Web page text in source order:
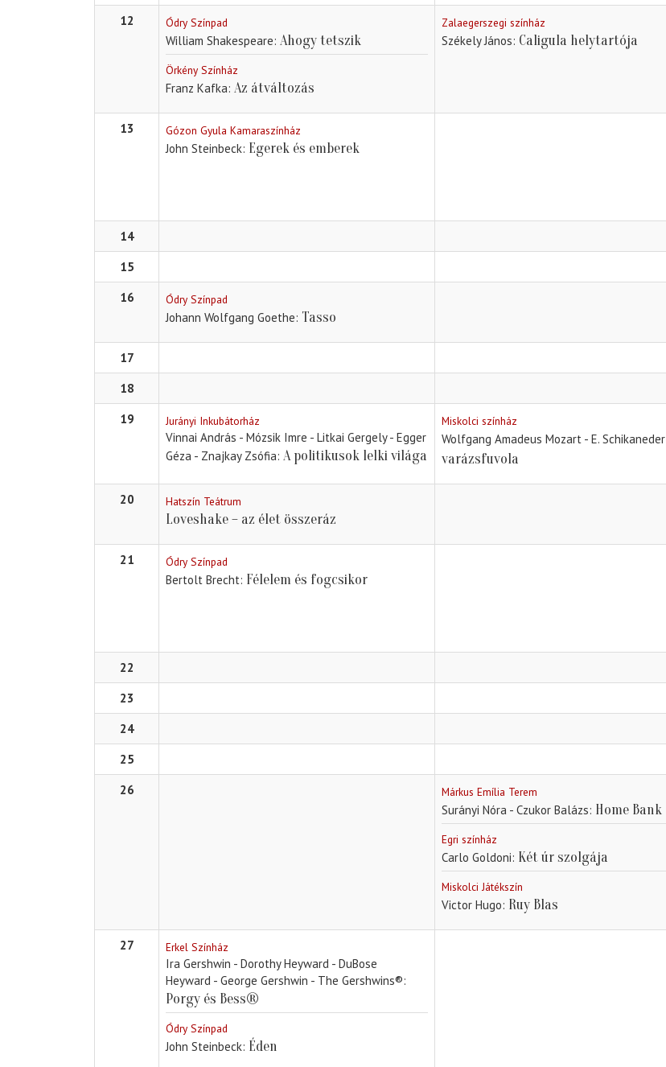
12
Ódry Színpad
William Shakespeare Ahogy tetszik
Örkény Színház
Franz Kafka Az átváltozás
Zalaegerszegi színház
Székely János Caligula helytartója
13 Gózon Gyula Kamaraszínház
John Steinbeck Egerek és emberek
14
15
16
Ódry Színpad
Johann Wolfgang Goethe Tasso
17
18
19
Jurányi Inkubátorház
Vinnai András - Mózsik Imre - Litkai Gergely - Egger
Géza - Znajkay Zsófia A politikusok lelki világa
Miskolci színház
Wolfgang Amadeus Mozart - E. Schikaneder
varázsfuvola
20 Hatszín Teátrum
Loveshake – az élet összeráz
21 Ódry Színpad
Bertolt Brecht Félelem és fogcsikor
22
23
24
25
26
Márkus Emília Terem
Surányi Nóra - Czukor Balázs Home Bank
Egri színház
Carlo Goldoni Két úr szolgája
Miskolci Játékszín
Victor Hugo Ruy Blas
27 Erkel Színház
Ira Gershwin - Dorothy Heyward - DuBose
Heyward - George Gershwin - The Gershwins®
Porgy és Bess®
Ódry Színpad
John Steinbeck Éden